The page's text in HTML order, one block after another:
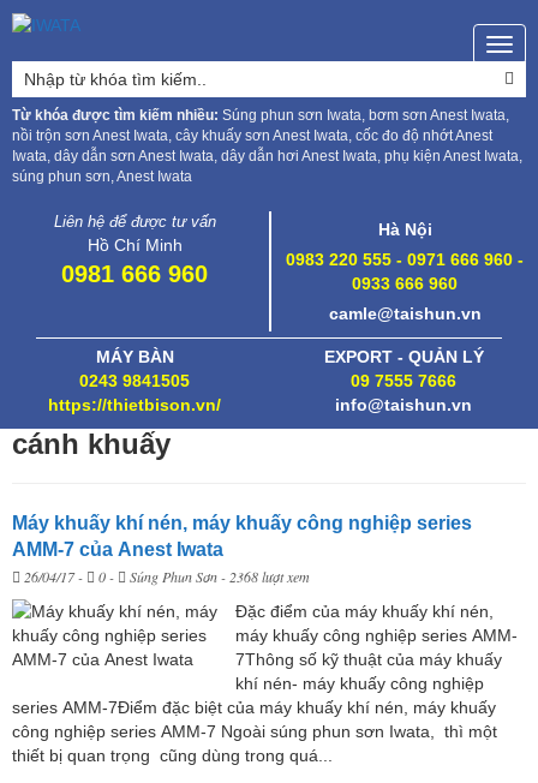
Từ khóa được tìm kiếm nhiều: Súng phun sơn Iwata, bơm sơn Anest Iwata,
nồi trộn sơn Anest Iwata, cây khuấy sơn Anest Iwata, cốc đo độ nhớt Anest
Iwata, dây dẫn sơn Anest Iwata, dây dẫn hơi Anest Iwata, phụ kiện Anest Iwata,
súng phun sơn, Anest Iwata
Liên hệ để được tư vấn
Hồ Chí Minh
0981 666 960
Hà Nội
0983 220 555 - 0971 666 960 -
0933 666 960
camle@taishun.vn
MÁY BÀN
0243 9841505
https://thietbison.vn/
EXPORT - QUẢN LÝ
09 7555 7666
info@taishun.vn
cánh khuấy
Máy khuấy khí nén, máy khuấy công nghiệp series
AMM-7 của Anest Iwata
26/04/17- 0 - Súng Phun Sơn- 2368 lượt xem
Đặc điểm của máy khuấy khí nén,
máy khuấy công nghiệp series AMM-
7Thông số kỹ thuật của máy khuấy
khí nén- máy khuấy công nghiệp
series AMM-7Điểm đặc biệt của máy khuấy khí nén, máy khuấy
công nghiệp series AMM-7 Ngoài súng phun sơn Iwata, thì một
thiết bị quan trọng cũng dùng trong quá...